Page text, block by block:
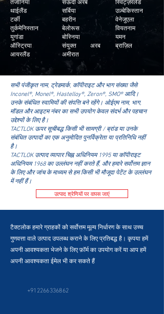
थाईलैंड
टर्की
तुर्कमेनिस्तान
युगांडा
ऑस्ट्रिया
आयरलैंड
सर्बिया
बहरीन
बेलोरूस
बोस्निया
संयुक्त अरब
अमीरात
उज़्बेकिस्तान
वेनेजुएला
वियतनाम
यमन
ब्राज़िल
सभी पंजीकृत नाम, ट्रेडमार्क, कॉपीराइट और भाग संख्या जैसे
Inconel®, Monel®, Hastelloy®, Zeron®, SMO® आदि।
उनके संबंधित स्वामियों की संपत्ति बने रहेंगे। ओईएम नाम, भाग,
मॉडल और आइटम नंबर का सभी उपयोग केवल संदर्भ और पहचान
उद्देश्यों के लिए है।
TACTLOK ऊपर सूचीबद्ध किसी भी सामग्री / ब्रांड या उनके
संबंधित उत्पादों का एक अनुमोदित पुनर्विक्रेता या प्रतिनिधि नहीं
है।
TACTLOK उत्पाद व्यापार चिह्न अधिनियम 1995 या कॉपीराइट
अधिनियम 1968 का उल्लंघन नहीं करते हैं, और हमारे सर्वोत्तम ज्ञान
के लिए और जांच के माध्यम से हम किसी भी मौजूदा पेटेंट के उल्लंघन
में नहीं हैं।
उत्पाद श्रेणियों पर वापस जाएं
टैक्टलोक हमारे ग्राहकों को सर्वोत्तम मूल्य निर्धारण के साथ उच्च
गुणवत्ता वाले उत्पाद उपलब्ध कराने के लिए प्रतिबद्ध है। कृपया हमें
अपनी आवश्यकता भेजने के लिए फ़ॉर्म का उपयोग करें या आप हमें
अपनी आवश्यकता ईमेल भी कर सकते हैं
+912266336862